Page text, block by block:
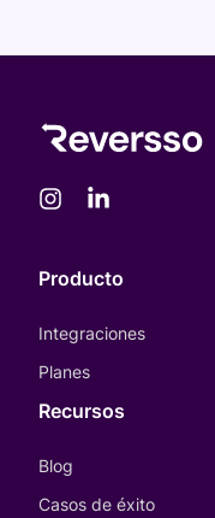
Producto
Integraciones
Planes
Recursos
Blog
Casos de éxito